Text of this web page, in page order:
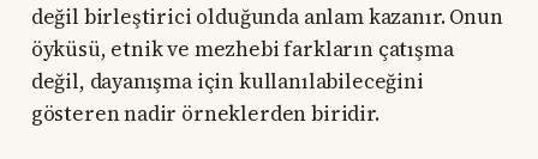
değil birleştirici olduğunda anlam kazanır. Onun
öyküsü, etnik ve mezhebi farkların çatışma
değil, dayanışma için kullanılabileceğini
gösteren nadir örneklerden biridir.